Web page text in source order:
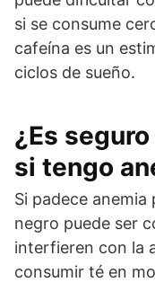
si se consume
cafeína es un
ciclos de sueño.
¿Es
si tengo
Si padece
negro puede ser
interfieren con la
consumir té en